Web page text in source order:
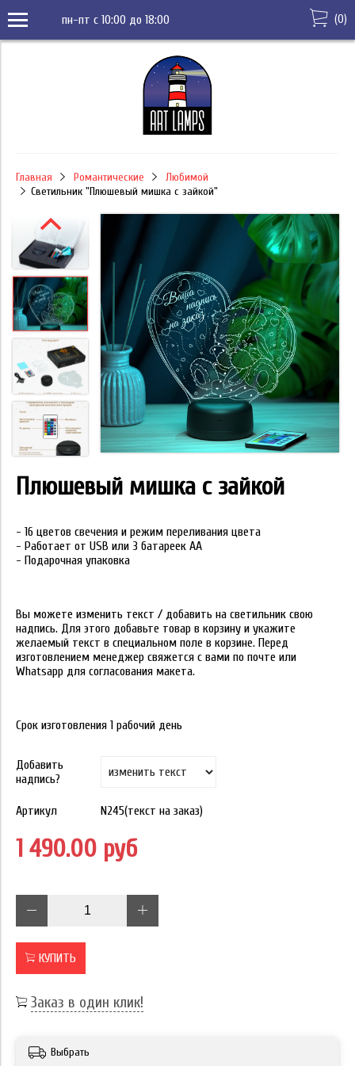
пн-пт с 10:00 до 18:00 (0)
Главная Романтические
Любимой
Светильник "Плюшевый мишка с зайкой"
Плюшевый мишка с зайкой
- 16 цветов свечения и режим переливания цвета
- Работает от USB или 3 батареек АА
- Подарочная упаковка
Вы можете изменить текст / добавить на светильник свою
надпись. Для этого добавьте товар в корзину и укажите
желаемый текст в специальном поле в корзине. Перед
изготовлением менеджер свяжется с вами по почте или
Whatsapp для согласования макета.
Срок изготовления 1 рабочий день
Добавить
надпись?
Артикул N245(текст на заказ)
1 490.00 руб
КУПИТЬ
Заказ в один клик!
Выбрать